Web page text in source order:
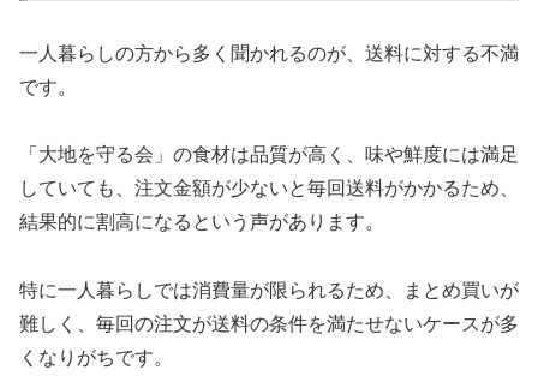
一人暮らしの方から多く聞かれるのが、送料に対する不満
です。
「大地を守る会」の食材は品質が高く、味や鮮度には満足
していても、注文金額が少ないと毎回送料がかかるため、
結果的に割高になるという声があります。
特に一人暮らしでは消費量が限られるため、まとめ買いが
難しく、毎回の注文が送料の条件を満たせないケースが多
くなりがちです。